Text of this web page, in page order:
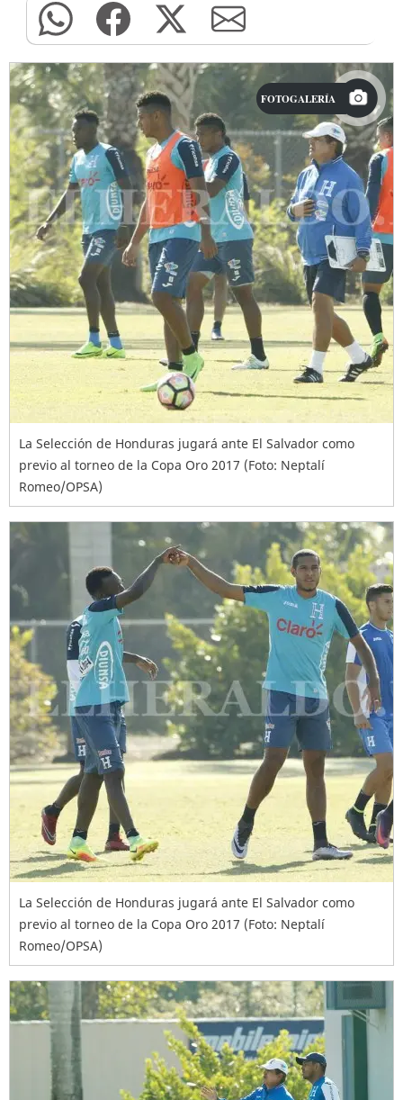
FOTOGALERÍA
La Selección de Honduras jugará ante El Salvador como
previo al torneo de la Copa Oro 2017 (Foto: Neptalí
Romeo/OPSA)
La Selección de Honduras jugará ante El Salvador como
previo al torneo de la Copa Oro 2017 (Foto: Neptalí
Romeo/OPSA)